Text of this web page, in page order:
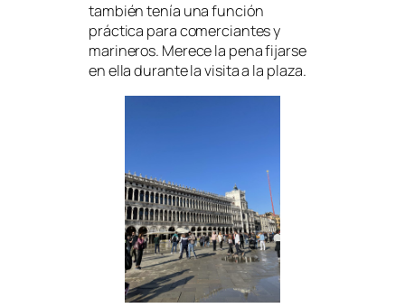
también tenía una función
práctica para comerciantes y
marineros. Merece la pena fijarse
en ella durante la visita a la plaza.